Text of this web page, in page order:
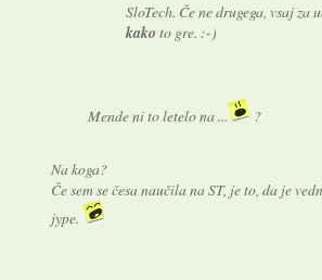
SloTech. Če ne drugega, vsaj za
kako to gre. :-)
Mende ni to letelo na ... ?
Na koga?
Če sem se česa naučila na ST, je to, da je
jype.